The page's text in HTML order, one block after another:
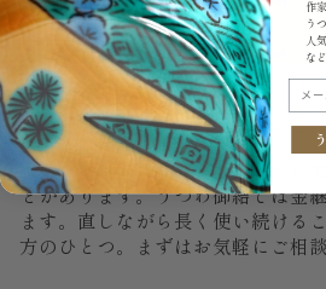
もし、いつか割れて
大切に使っていても、器はいつか
とがあります。うつわ御結では金
ます。直しながら長く使い続ける
方のひとつ。まずはお気軽にご相談
作
う
人
な